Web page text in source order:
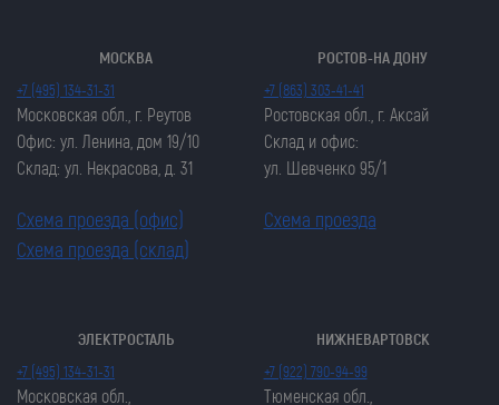
МОСКВА
+7 (495) 134-31-31
Московская обл., г. Реутов
Офис: ул. Ленина, дом 19/10
Склад: ул. Некрасова, д. 31
Схема проезда (офис)
Схема проезда (склад)
РОСТОВ-НА ДОНУ
+7 (863) 303-41-41
Ростовская обл., г. Аксай
Склад и офис:
ул. Шевченко 95/1
Схема проезда
ЭЛЕКТРОСТАЛЬ
+7 (495) 134-31-31
Московская обл.,
НИЖНЕВАРТОВСК
+7 (922) 790-94-99
Тюменская обл.,
Закрыть попап
ОСТАВИТЬ ЗАЯВКУ
Закрыть попап
ОСТАВИТЬ ЗАЯВКУ